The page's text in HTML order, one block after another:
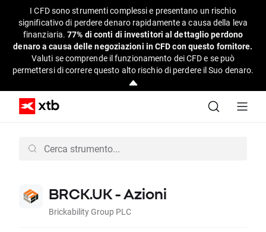
I CFD sono strumenti complessi e presentano un rischio
significativo di perdere denaro rapidamente a causa della leva
finanziaria.77% di conti di investitori al dettaglio perdono
denaro a causa delle negoziazioni in CFD con questo fornitore.
Valuti se comprende il funzionamento dei CFD e se può
permettersi di correre questo alto rischio di perdere il Suo denaro.
BRCK.UK - Azioni
Brickability Group PLC